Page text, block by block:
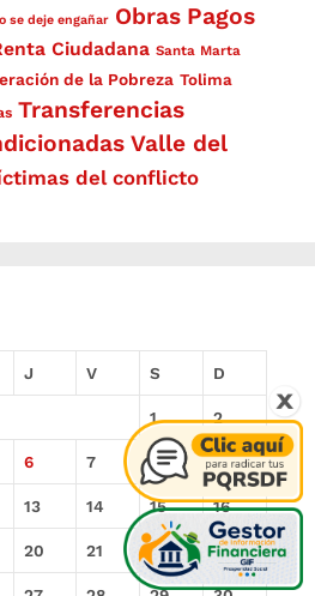
se deje engañar Obras Pagos
Ciudadana Santa Marta
de la Pobreza Tolima
Transferencias
Valle del
del conflicto
J V S D
1 2
6 7 8 9
13 14 15 16
20 21 22 23